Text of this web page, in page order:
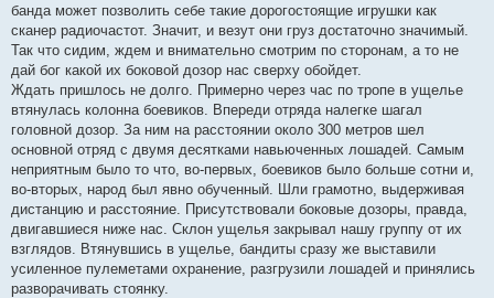
банда может позволить себе такие дорогостоящие игрушки как
сканер радиочастот. Значит, и везут они груз достаточно значимый.
Так что сидим, ждем и внимательно смотрим по сторонам, а то не
дай бог какой их боковой дозор нас сверху обойдет.
Ждать пришлось не долго. Примерно через час по тропе в ущелье
втянулась колонна боевиков. Впереди отряда налегке шагал
головной дозор. За ним на расстоянии около 300 метров шел
основной отряд с двумя десятками навьюченных лошадей. Самым
неприятным было то что, во-первых, боевиков было больше сотни и,
во-вторых, народ был явно обученный. Шли грамотно, выдерживая
дистанцию и расстояние. Присутствовали боковые дозоры, правда,
двигавшиеся ниже нас. Склон ущелья закрывал нашу группу от их
взглядов. Втянувшись в ущелье, бандиты сразу же выставили
усиленное пулеметами охранение, разгрузили лошадей и принялись
разворачивать стоянку.